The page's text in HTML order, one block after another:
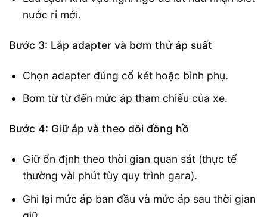
nước rỉ mới.
Bước 3: Lắp adapter và bơm thử áp suất
Chọn adapter đúng cổ két hoặc bình phụ.
Bơm từ từ đến mức áp tham chiếu của xe.
Bước 4: Giữ áp và theo dõi đồng hồ
Giữ ổn định theo thời gian quan sát (thực tế
thường vài phút tùy quy trình gara).
Ghi lại mức áp ban đầu và mức áp sau thời gian